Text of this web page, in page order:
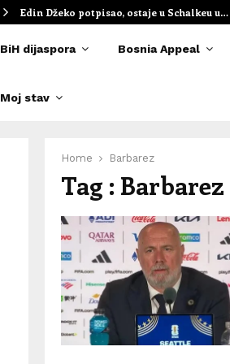
Edin Džeko potpisao, ostaje u Schalkeu u…
BiH dijaspora Bosnia Appeal
Moj stav
Home Barbarez
Tag : Barbarez